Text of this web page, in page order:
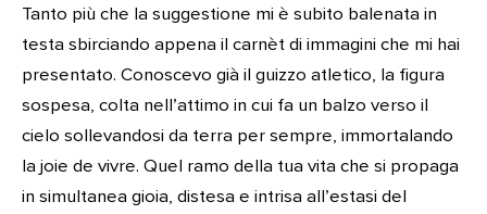
Tanto più che la suggestione mi è subito balenata in
testa sbirciando appena il carnèt di immagini che mi hai
presentato. Conoscevo già il guizzo atletico, la figura
sospesa, colta nell’attimo in cui fa un balzo verso il
cielo sollevandosi da terra per sempre, immortalando
la joie de vivre. Quel ramo della tua vita che si propaga
in simultanea gioia, distesa e intrisa all’estasi del